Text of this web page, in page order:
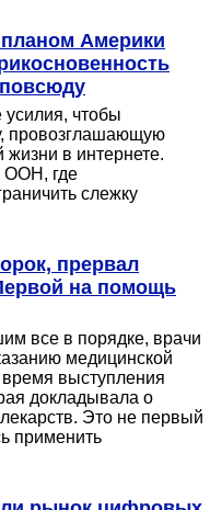
Америки
чтобы
провозглашающую
в интернете.
ООН, где
слежку
прервал
на помощь
все в порядке, врачи
медицинской
выступления
докладывала о
Это не первый
применить